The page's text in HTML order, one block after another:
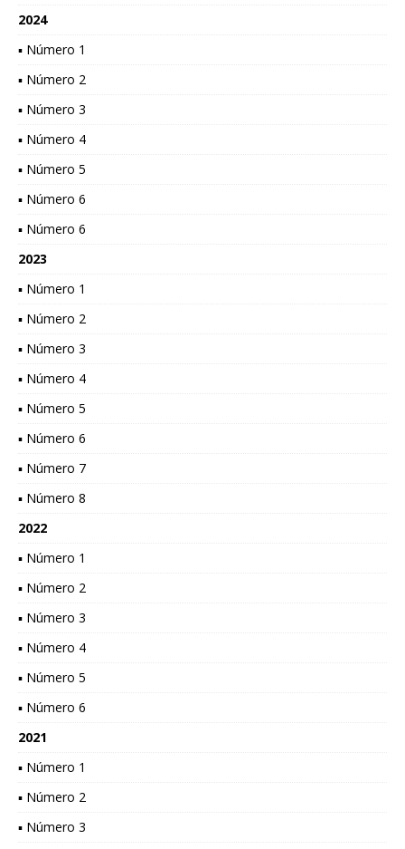
2024
▪ Número 1
▪ Número 2
▪ Número 3
▪ Número 4
▪ Número 5
▪ Número 6
▪ Número 6
2023
▪ Número 1
▪ Número 2
▪ Número 3
▪ Número 4
▪ Número 5
▪ Número 6
▪ Número 7
▪ Número 8
2022
▪ Número 1
▪ Número 2
▪ Número 3
▪ Número 4
▪ Número 5
▪ Número 6
2021
▪ Número 1
▪ Número 2
▪ Número 3